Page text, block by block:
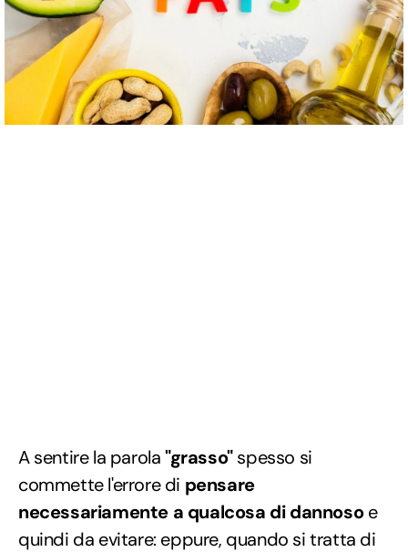
A sentire la parola"grasso"spesso si
commette l'errore di pensare
necessariamente a qualcosa di dannosoe
quindi da evitare: eppure, quando si tratta di